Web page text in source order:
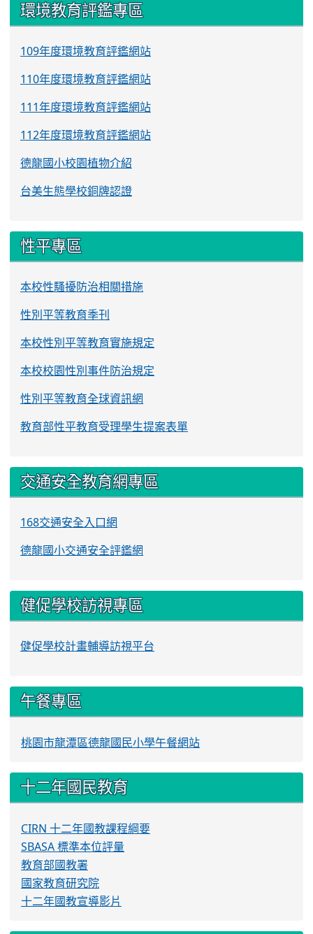
環境教育評鑑專區
109年度環境教育評鑑網站
110年度環境教育評鑑網站
111年度環境教育評鑑網站
112年度環境教育評鑑網站
德龍國小校園植物介紹
台美生態學校銅牌認證
性平專區
本校性騷擾防治相關措施
性別平等教育季刊
本校性別平等教育實施規定
本校校園性別事件防治規定
性別平等教育全球資訊網
教育部性平教育受理學生提案表單
交通安全教育網專區
168交通安全入口網
德龍國小交通安全評鑑網
健促學校訪視專區
健促學校計畫輔導訪視平台
午餐專區
桃園市龍潭區德龍國民小學午餐網站
十二年國民教育
CIRN 十二年國教課程綱要
SBASA 標準本位評量
教育部國教署
國家教育研究院
十二年國教宣導影片